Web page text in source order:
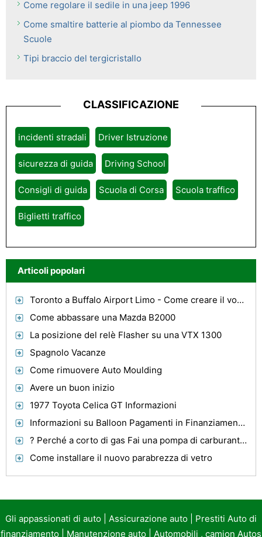
Come regolare il sedile in una jeep 1996
Come smaltire batterie al piombo da Tennessee
Scuole
Tipi braccio del tergicristallo
CLASSIFICAZIONE
incidenti stradali Driver Istruzione
sicurezza di guida Driving School
Consigli di guida Scuola di Corsa Scuola traffico
Biglietti traffico
Articoli popolari
Toronto a Buffalo Airport Limo - Come creare il vostro viaggio più successo
Come abbassare una Mazda B2000
La posizione del relè Flasher su una VTX 1300
Spagnolo Vacanze
Come rimuovere Auto Moulding
Avere un buon inizio
1977 Toyota Celica GT Informazioni
Informazioni su Balloon Pagamenti in Finanziamento Auto
? Perché a corto di gas Fai una pompa di carburante Go Bad
Come installare il nuovo parabrezza di vetro
Gli appassionati di auto Assicurazione auto
Prestiti Auto di
finanziamento
Manutenzione auto Automobili , camion Autos